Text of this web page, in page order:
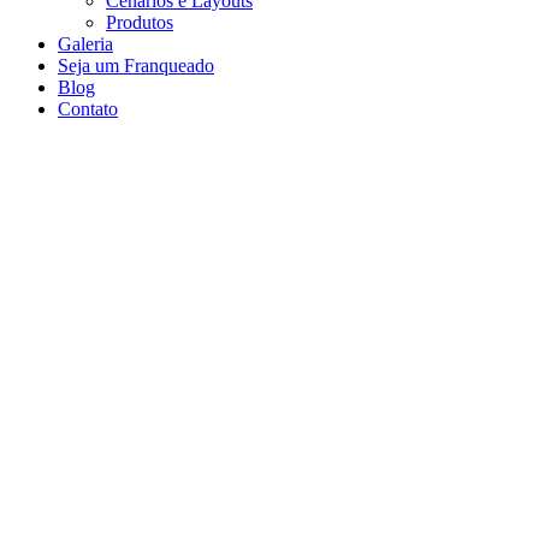
Produtos
Galeria
Seja um Franqueado
Blog
Contato